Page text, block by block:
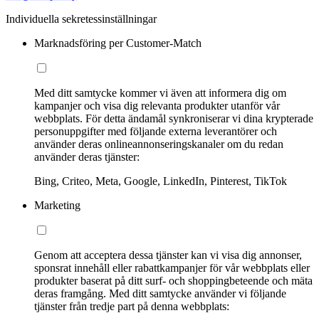
Individuella sekretessinställningar
Marknadsföring per Customer-Match
Med ditt samtycke kommer vi även att informera dig om
kampanjer och visa dig relevanta produkter utanför vår
webbplats. För detta ändamål synkroniserar vi dina krypterade
personuppgifter med följande externa leverantörer och
använder deras onlineannonseringskanaler om du redan
använder deras tjänster:
Bing, Criteo, Meta, Google, LinkedIn, Pinterest, TikTok
Marketing
Genom att acceptera dessa tjänster kan vi visa dig annonser,
sponsrat innehåll eller rabattkampanjer för vår webbplats eller
produkter baserat på ditt surf- och shoppingbeteende och mäta
deras framgång. Med ditt samtycke använder vi följande
tjänster från tredje part på denna webbplats: